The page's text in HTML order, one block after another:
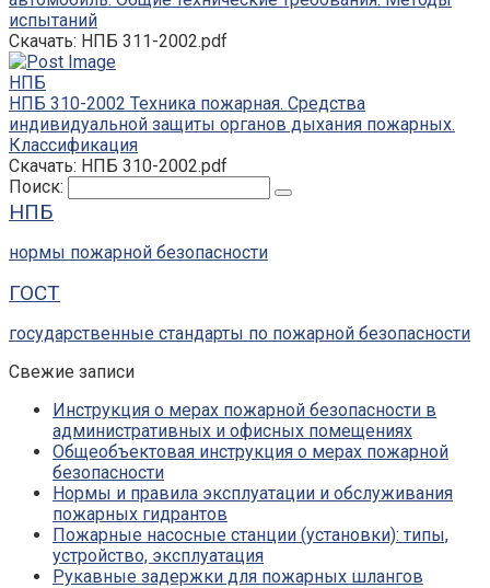
испытаний
Скачать: НПБ 311-2002.pdf
НПБ
НПБ 310-2002 Техника пожарная. Средства
индивидуальной защиты органов дыхания пожарных.
Классификация
Скачать: НПБ 310-2002.pdf
Поиск:
НПБ
нормы пожарной безопасности
ГОСТ
государственные стандарты по пожарной безопасности
Свежие записи
Инструкция о мерах пожарной безопасности в
административных и офисных помещениях
Общеобъектовая инструкция о мерах пожарной
безопасности
Нормы и правила эксплуатации и обслуживания
пожарных гидрантов
Пожарные насосные станции (установки): типы,
устройство, эксплуатация
Рукавные задержки для пожарных шлангов